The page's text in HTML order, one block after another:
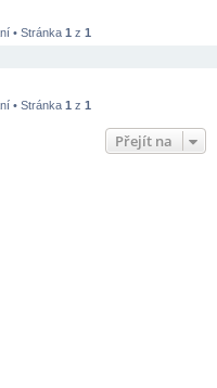
• Stránka 1 z 1
• Stránka 1 z 1
Přejít na